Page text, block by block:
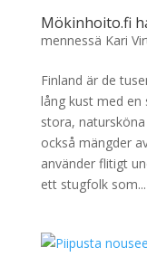
Mökinhoito.fi
mennessä Kari
Finland är de
lång kust med
stora,
också mängder
använder flitigt
ett stugfolk som...